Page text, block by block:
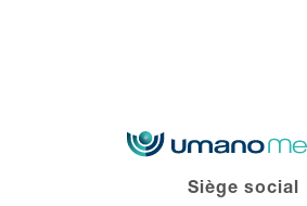
Siège social